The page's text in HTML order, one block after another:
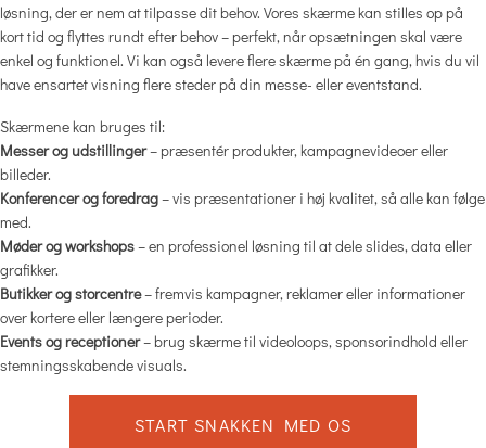
løsning, der er nem at tilpasse dit behov. Vores skærme kan stilles op på
kort tid og flyttes rundt efter behov – perfekt, når opsætningen skal være
enkel og funktionel. Vi kan også levere flere skærme på én gang, hvis du vil
have ensartet visning flere steder på din messe- eller eventstand.
Skærmene kan bruges til:
Messer og udstillinger– præsentér produkter, kampagnevideoer eller
billeder.
Konferencer og foredrag– vis præsentationer i høj kvalitet, så alle kan følge
med.
Møder og workshops– en professionel løsning til at dele slides, data eller
grafikker.
Butikker og storcentre– fremvis kampagner, reklamer eller informationer
over kortere eller længere perioder.
Events og receptioner– brug skærme til videoloops, sponsorindhold eller
stemningsskabende visuals.
START SNAKKEN MED OS